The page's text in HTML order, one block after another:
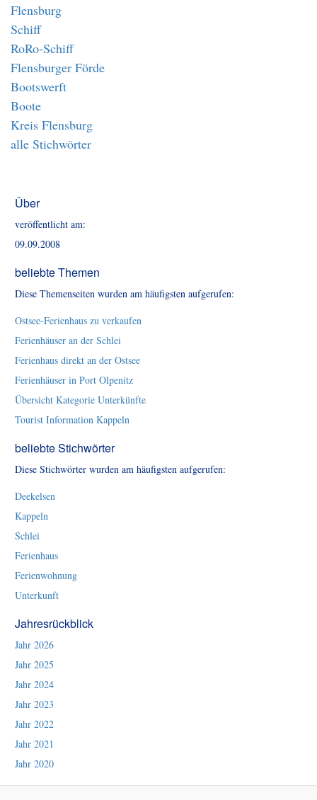
Flensburg
Schiff
RoRo-Schiff
Flensburger Förde
Bootswerft
Boote
Kreis Flensburg
alle Stichwörter
Über
veröffentlicht am:
09.09.2008
beliebte Themen
Diese Themenseiten wurden am häufigsten aufgerufen:
Ostsee-Ferienhaus zu verkaufen
Ferienhäuser an der Schlei
Ferienhaus direkt an der Ostsee
Ferienhäuser in Port Olpenitz
Übersicht Kategorie Unterkünfte
Tourist Information Kappeln
beliebte Stichwörter
Diese Stichwörter wurden am häufigsten aufgerufen:
Deekelsen
Kappeln
Schlei
Ferienhaus
Ferienwohnung
Unterkunft
Jahresrückblick
Jahr 2026
Jahr 2025
Jahr 2024
Jahr 2023
Jahr 2022
Jahr 2021
Jahr 2020